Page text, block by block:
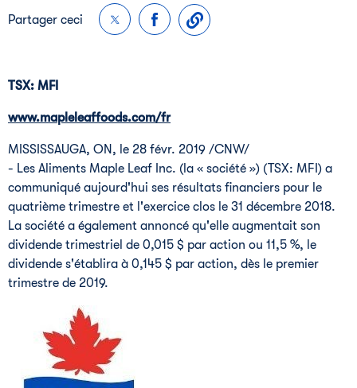
Partager ceci
TSX: MFI
www.mapleleaffoods.com/fr
MISSISSAUGA, ON , le 28 févr. 2019 /CNW/
- Les Aliments Maple Leaf Inc. (la « société ») (TSX: MFI) a
communiqué aujourd'hui ses résultats financiers pour le
quatrième trimestre et l'exercice clos le 31 décembre 2018.
La société a également annoncé qu'elle augmentait son
dividende trimestriel de 0,015 $ par action ou 11,5 %, le
dividende s'établira à 0,145 $ par action, dès le premier
trimestre de 2019.